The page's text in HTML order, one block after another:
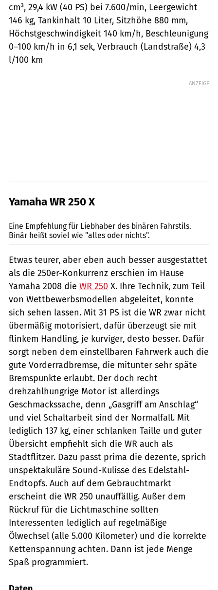
cm³, 29,4 kW (40 PS) bei 7.600/min, Leergewicht
146 kg, Tankinhalt 10 Liter, Sitzhöhe 880 mm,
Höchstgeschwindigkeit 140 km/h, Beschleunigung
0–100 km/h in 6,1 sek, Verbrauch (Landstraße) 4,3
l/100 km
ANZEIGE
Yamaha WR 250 X
Eine Empfehlung für Liebhaber des binären Fahrstils.
Binär heißt soviel wie "alles oder nichts".
Etwas teurer, aber eben auch besser ausgestattet
als die 250er-Konkurrenz erschien im Hause
Yamaha 2008 die WR 250 X. Ihre Technik, zum Teil
von Wettbewerbsmodellen abgeleitet, konnte
sich sehen lassen. Mit 31 PS ist die WR zwar nicht
übermäßig motorisiert, dafür überzeugt sie mit
flinkem Handling, je kurviger, desto besser. Dafür
sorgt neben dem einstellbaren Fahrwerk auch die
gute Vorderradbremse, die mitunter sehr späte
Bremspunkte erlaubt. Der doch recht
drehzahlhungrige Motor ist allerdings
Geschmackssache, denn „Gasgriff am Anschlag“
und viel Schaltarbeit sind der Normalfall. Mit
lediglich 137 kg, einer schlanken Taille und guter
Übersicht empfiehlt sich die WR auch als
Stadtflitzer. Dazu passt prima die dezente, sprich
unspektakuläre Sound-Kulisse des Edelstahl-
Endtopfs. Auch auf dem Gebrauchtmarkt
erscheint die WR 250 unauffällig. Außer dem
Rückruf für die Lichtmaschine sollten
Interessenten lediglich auf regelmäßige
Ölwechsel (alle 5.000 Kilometer) und die korrekte
Kettenspannung achten. Dann ist jede Menge
Spaß programmiert.